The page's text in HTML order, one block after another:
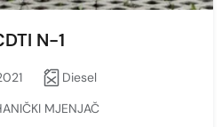
N-1
Diesel
MJENJAČ